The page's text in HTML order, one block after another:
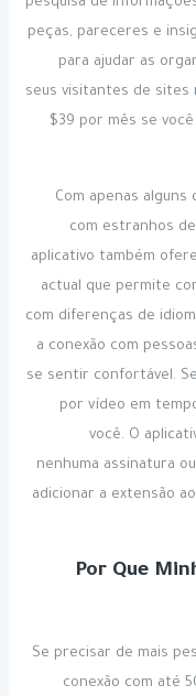
pesquisa de
peças, pareceres e
para ajudar as
seus visitantes de sites
$39 por mês se
Com apenas
com estranhos
aplicativo também
actual que permite
com diferenças de
a conexão com
se sentir confortável.
por vídeo em
você. O
nenhuma assinatura
adicionar a extensão
Por Que
Se precisar de mais
conexão com até